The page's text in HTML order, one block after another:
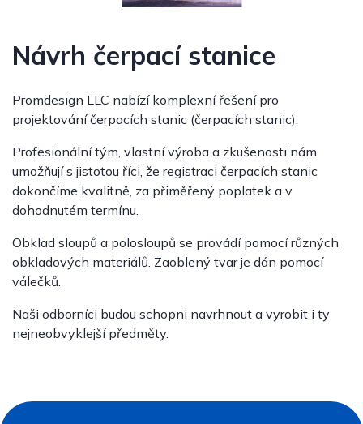
Návrh čerpací stanice
Promdesign LLC nabízí komplexní řešení pro
projektování čerpacích stanic (čerpacích stanic).
Profesionální tým, vlastní výroba a zkušenosti nám
umožňují s jistotou říci, že registraci čerpacích stanic
dokončíme kvalitně, za přiměřený poplatek a v
dohodnutém termínu.
Obklad sloupů a polosloupů se provádí pomocí různých
obkladových materiálů. Zaoblený tvar je dán pomocí
válečků.
Naši odborníci budou schopni navrhnout a vyrobit i ty
nejneobvyklejší předměty.